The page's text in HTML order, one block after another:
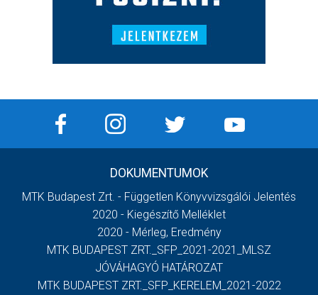
DOKUMENTUMOK
MTK Budapest Zrt. - Független Könyvvizsgálói Jelentés
2020 - Kiegészítő Melléklet
2020 - Mérleg, Eredmény
MTK BUDAPEST ZRT._SFP_2021-2021_MLSZ
JÓVÁHAGYÓ HATÁROZAT
MTK BUDAPEST ZRT._SFP_KERELEM_2021-2022